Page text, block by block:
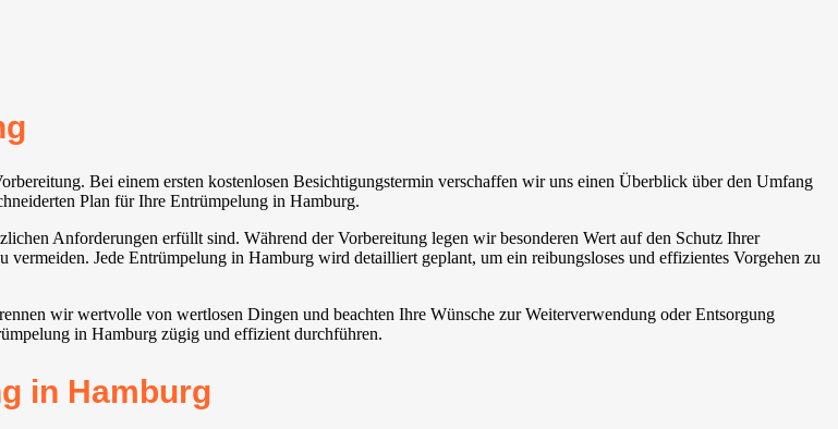
Bei einem ersten kostenlosen Besichtigungstermin verschaffen wir uns einen Überblick über den Umfang
Plan für Ihre Entrümpelung in Hamburg.
Anforderungen erfüllt sind. Während der Vorbereitung legen wir besonderen Wert auf den Schutz Ihrer
Jede Entrümpelung in Hamburg wird detailliert geplant, um ein reibungsloses und effizientes Vorgehen zu
wir wertvolle von wertlosen Dingen und beachten Ihre Wünsche zur Weiterverwendung oder Entsorgung
in Hamburg zügig und effizient durchführen.
in Hamburg